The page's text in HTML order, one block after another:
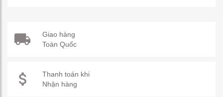
Giao hàng
Toàn Quốc
Thanh toán khi
Nhận hàng